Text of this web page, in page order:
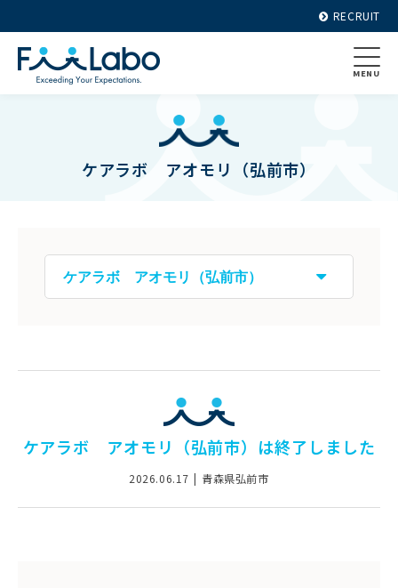
RECRUIT
MENU
ケアラボ アオモリ（弘前市）
ケアラボ アオモリ（弘前市）は終了しました
2026.06.17 青森県弘前市